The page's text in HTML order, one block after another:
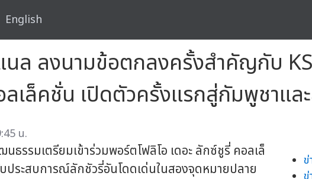
English
นล ลงนามข้อตกลงครั้งสำคัญกับ
เล็คชั่น เปิดตัวครั้งแรกสู่กัมพูชาแล
น.
รรมเตรียมเข้าร่วมพอร์ตโฟลิโอ เดอะ ลักซ์ชูรี่ คอลเล็
ะสบการณ์ลักชัวรี่อันโดดเด่นในสองจุดหมายปลาย